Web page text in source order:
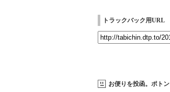
トラックバック用URL
お便りを投函。ポトン